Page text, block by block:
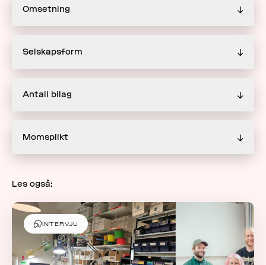
Omsetning ↓
Selskapsform ↓
Antall bilag ↓
Momsplikt ↓
Les også:
INTERVJU